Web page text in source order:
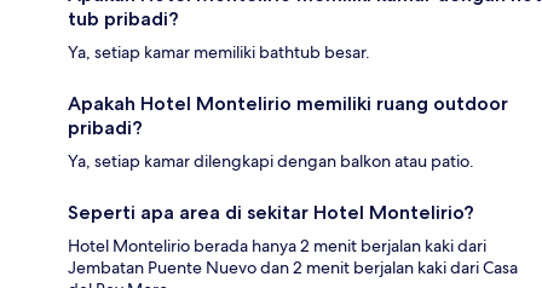
tub pribadi?
Ya, setiap kamar memiliki bathtub besar.
Apakah Hotel Montelirio memiliki ruang outdoor
pribadi?
Ya, setiap kamar dilengkapi dengan balkon atau patio.
Seperti apa area di sekitar Hotel Montelirio?
Hotel Montelirio berada hanya 2 menit berjalan kaki dari
Jembatan Puente Nuevo dan 2 menit berjalan kaki dari Casa